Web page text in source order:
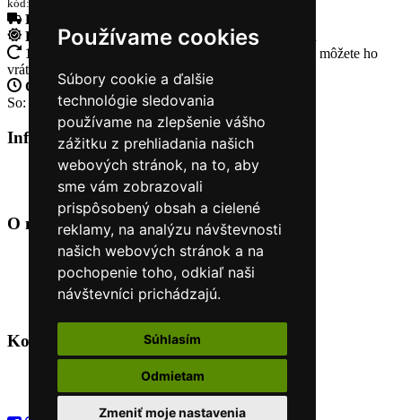
Používame cookies
Súbory cookie a ďalšie
technológie sledovania
používame na zlepšenie vášho
zážitku z prehliadania našich
webových stránok, na to, aby
sme vám zobrazovali
prispôsobený obsah a cielené
reklamy, na analýzu návštevnosti
našich webových stránok a na
pochopenie toho, odkiaľ naši
návštevníci prichádzajú.
Súhlasím
Odmietam
Zmeniť moje nastavenia
kód:5175
Doprava zadarmo
Rýchle dodanieTovar Vám odošleme do 24 hodín
14 Dní na vrátenie tovaru
Ak Vám tovar nesadne, môžete ho
vrátiť
Otvorené celý týždeňPo - pia: 8:30 - 16:30
So: 9:00 - 12:00
Informácie+
O nás
Kontakt
O nás +
Úvod
Obchodné podmienky
Nákup na splátky cez Quatro
Odstúpiť od zmluvy TU
Kontakt
+421 915 44 15 99
eshop@horyasport.sk